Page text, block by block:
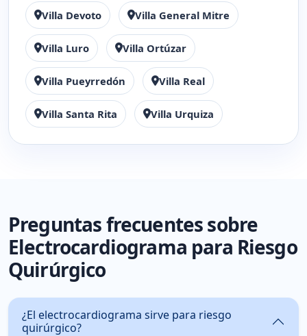
Villa Devoto Villa General Mitre
Villa Luro Villa Ortúzar
Villa Pueyrredón Villa Real
Villa Santa Rita Villa Urquiza
Preguntas frecuentes sobre
Electrocardiograma para Riesgo
Quirúrgico
¿El electrocardiograma sirve para riesgo
quirúrgico?